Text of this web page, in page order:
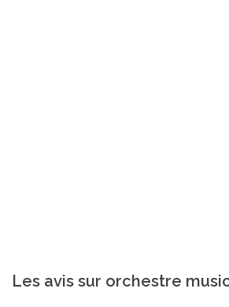
Les avis sur orchestre